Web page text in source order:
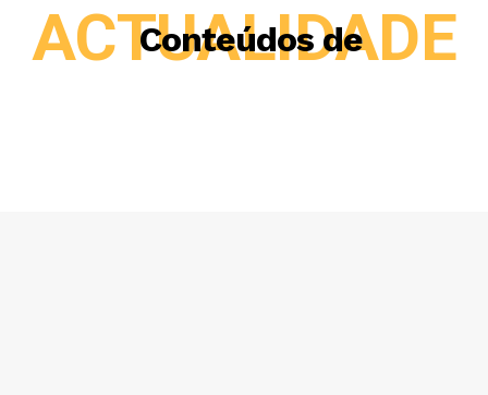
Conteúdos de
ACTUALIDADE